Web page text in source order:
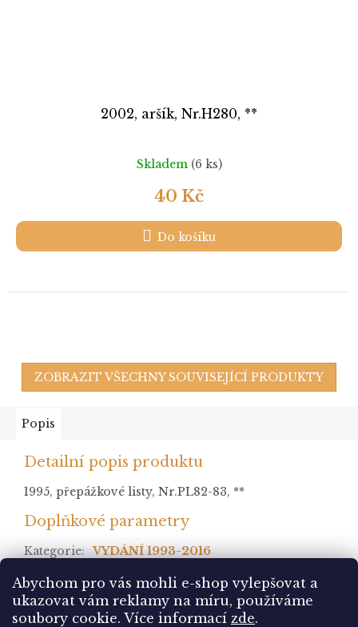
Abychom pro vás mohli e-shop vylepšovat a
ukazovat vám reklamy na míru, používáme
soubory cookie. Více informací zde.
2002, aršík, Nr.H280, **
Skladem (6 ks)
40 Kč
Do košíku
ZOBRAZIT VŠECHNY SOUVISEJÍCÍ PRODUKTY
Popis
Detailní popis produktu
1995, přepážkové listy, Nr.PL82-83, **
Doplňkové parametry
Kategorie: VYDÁNÍ 1993-2016